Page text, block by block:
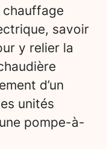
chauffage
savoir
y relier la
d’un
unités
pompe-à-